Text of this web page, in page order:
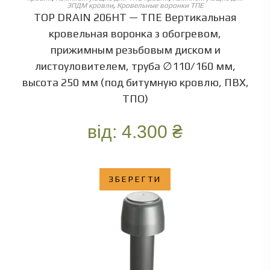
ЭПДМ кровли, Кровельные воронки ТПЕ
TOP DRAIN 206HT — ТПЕ Вертикальная
кровельная воронка з обогревом,
прижимным резьбовым диском и
листоуловителем, труба ∅110/160 мм,
высота 250 мм (под битумную кровлю, ПВХ,
ТПО)
від: 4.300 ₴
ЗБЕРЕГТИ